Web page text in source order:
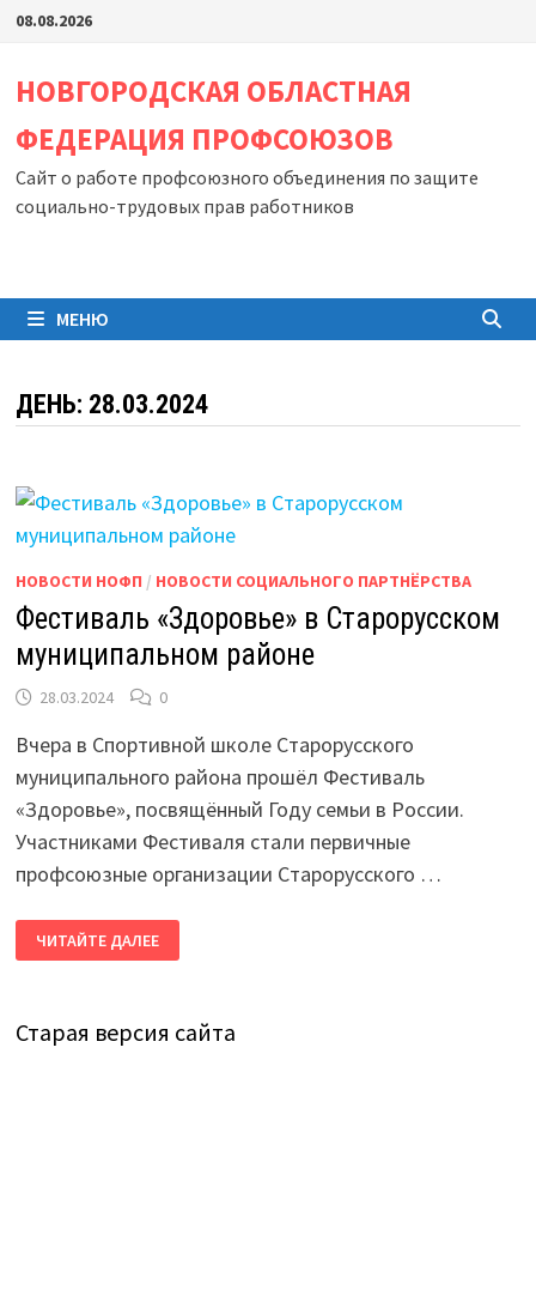
Перейти
содержимому
08.08.2026
НОВГОРОДСКАЯ ОБЛАСТНАЯ
ФЕДЕРАЦИЯ ПРОФСОЮЗОВ
Сайт о работе профсоюзного объединения по защите
социально-трудовых прав работников
МЕНЮ
ДЕНЬ: 28.03.2024
НОВОСТИ НОФП / НОВОСТИ СОЦИАЛЬНОГО ПАРТНЁРСТВА
Фестиваль «Здоровье» в Старорусском
муниципальном районе
28.03.2024 0
Вчера в Спортивной школе Старорусского
муниципального района прошёл Фестиваль
«Здоровье», посвящённый Году семьи в России.
Участниками Фестиваля стали первичные
профсоюзные организации Старорусского …
ФЕСТИВАЛЬ
«ЗДОРОВЬЕ»
В
ЧИТАЙТЕ ДАЛЕЕ
Старая версия сайта